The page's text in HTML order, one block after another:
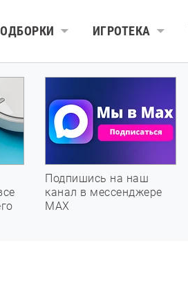
ИГРОТЕКА
Подпишись на наш
канал в мессенджере
МАХ